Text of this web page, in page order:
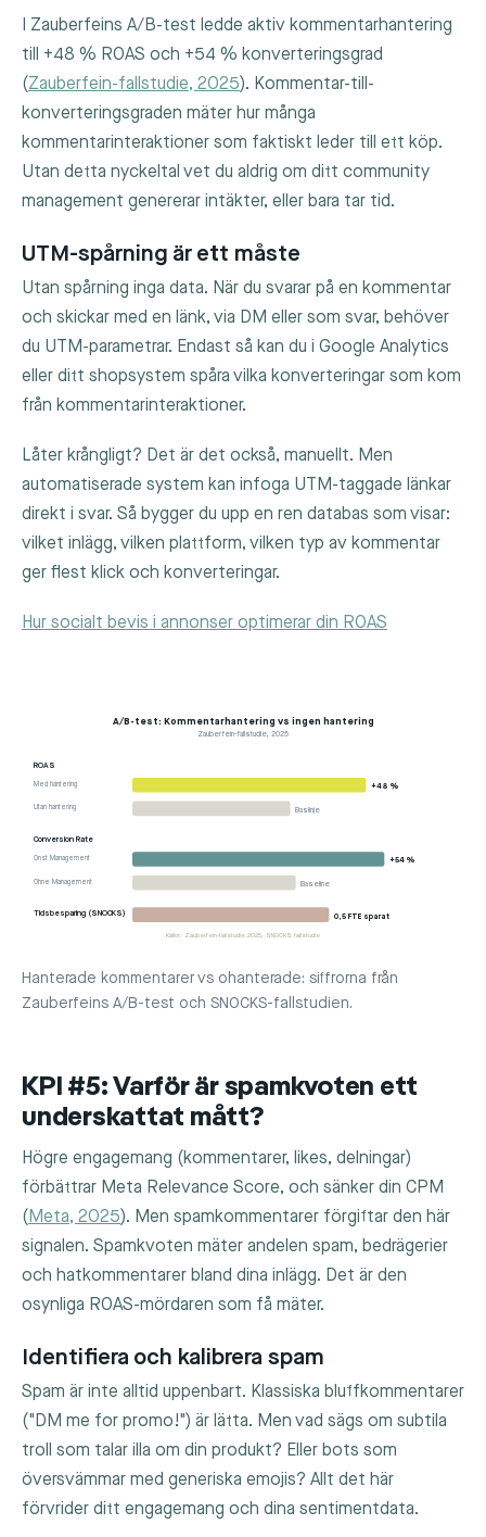
I Zauberfeins A/B-test ledde aktiv kommentarhantering
till +48 % ROAS och +54 % konverteringsgrad
(Zauberfein-fallstudie, 2025). Kommentar-till-
konverteringsgraden mäter hur många
kommentarinteraktioner som faktiskt leder till ett köp.
Utan detta nyckeltal vet du aldrig om ditt community
management genererar intäkter, eller bara tar tid.
UTM-spårning är ett måste
Utan spårning inga data. När du svarar på en kommentar
och skickar med en länk, via DM eller som svar, behöver
du UTM-parametrar. Endast så kan du i Google Analytics
eller ditt shopsystem spåra vilka konverteringar som kom
från kommentarinteraktioner.
Låter krångligt? Det är det också, manuellt. Men
automatiserade system kan infoga UTM-taggade länkar
direkt i svar. Så bygger du upp en ren databas som visar:
vilket inlägg, vilken plattform, vilken typ av kommentar
ger flest klick och konverteringar.
Hur socialt bevis i annonser optimerar din ROAS
A/B-test: Kommentarhantering vs ingen hantering
Zauberfein-fallstudie, 2025
ROAS
Med hantering +48 %
Utan hantering Baslinje
Conversion Rate
Onst Management +54 %
Ohne Management Baseline
Tidsbesparing (SNOCKS) 0,5 FTE sparat
Källor: Zauberfein-fallstudie 2025, SNOCKS fallstudie
Hanterade kommentarer vs ohanterade: siffrorna från
Zauberfeins A/B-test och SNOCKS-fallstudien.
KPI #5: Varför är spamkvoten ett
underskattat mått?
Högre engagemang (kommentarer, likes, delningar)
förbättrar Meta Relevance Score, och sänker din CPM
(Meta, 2025). Men spamkommentarer förgiftar den här
signalen. Spamkvoten mäter andelen spam, bedrägerier
och hatkommentarer bland dina inlägg. Det är den
osynliga ROAS-mördaren som få mäter.
Identifiera och kalibrera spam
Spam är inte alltid uppenbart. Klassiska bluffkommentarer
("DM me for promo!") är lätta. Men vad sägs om subtila
troll som talar illa om din produkt? Eller bots som
översvämmar med generiska emojis? Allt det här
förvrider ditt engagemang och dina sentimentdata.